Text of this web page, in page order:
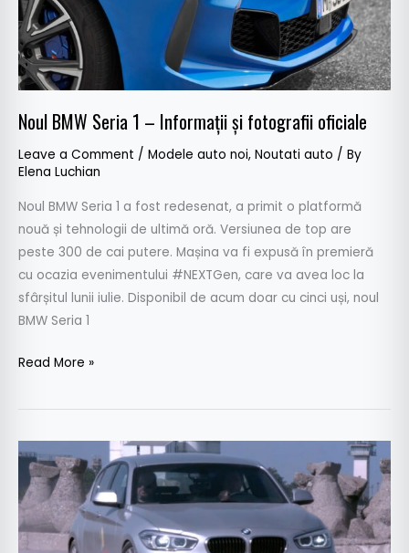
Noul BMW Seria 1 – Informații și fotografii oficiale
Leave a Comment / Modele auto noi, Noutati auto / By
Elena Luchian
Noul BMW Seria 1 a fost redesenat, a primit o platformă
nouă și tehnologii de ultimă oră. Versiunea de top are
peste 300 de cai putere. Mașina va fi expusă în premieră
cu ocazia evenimentului #NEXTGen, care va avea loc la
sfârșitul lunii iulie. Disponibil de acum doar cu cinci uși, noul
BMW Seria 1
fotografii
oficiale
Read More »
Derapaje
filmate
la
1000
fps